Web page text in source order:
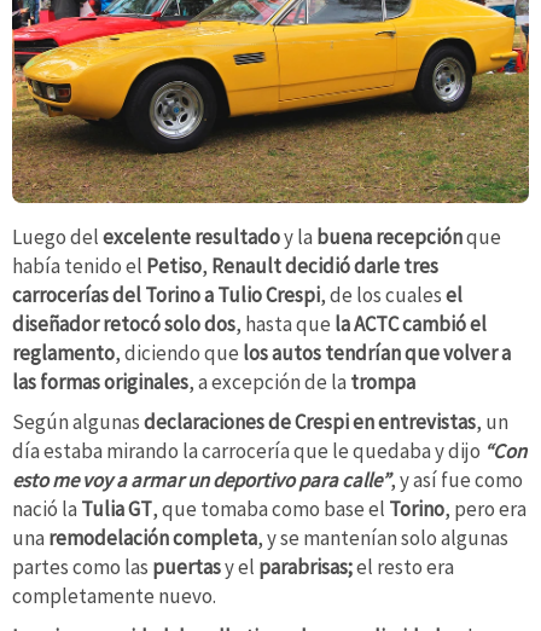
Luego delexcelente resultadoy la buena recepciónque
había tenido el Petiso, Renault decidió darle tres
carrocerías del Torino a Tulio Crespi, de los cualesel
diseñador retocó solo dos, hasta que la ACTC cambió el
reglamento, diciendo que los autos tendrían que volver a
las formas originales, a excepción de la trompa
Según algunasdeclaraciones de Crespi en entrevistas, un
día estaba mirando la carrocería que le quedaba y dijo “Con
esto me voy a armar un deportivo para calle”, y así fue como
nació la Tulia GT, que tomaba como base el Torino, pero era
una remodelación completa, y se mantenían solo algunas
partes como las puertasy el parabrisas;el resto era
completamente nuevo.